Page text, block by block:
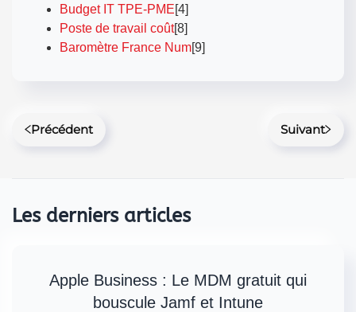
Budget IT TPE-PME[4]
Poste de travail coût[8]
Baromètre France Num[9]
Précédent Suivant
Les derniers articles
Apple Business : Le MDM gratuit qui
bouscule Jamf et Intune